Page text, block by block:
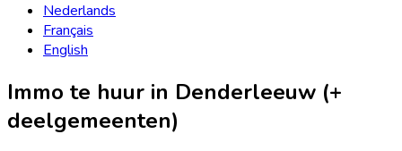
Nederlands
Français
English
Immo te huur in Denderleeuw (+
deelgemeenten)